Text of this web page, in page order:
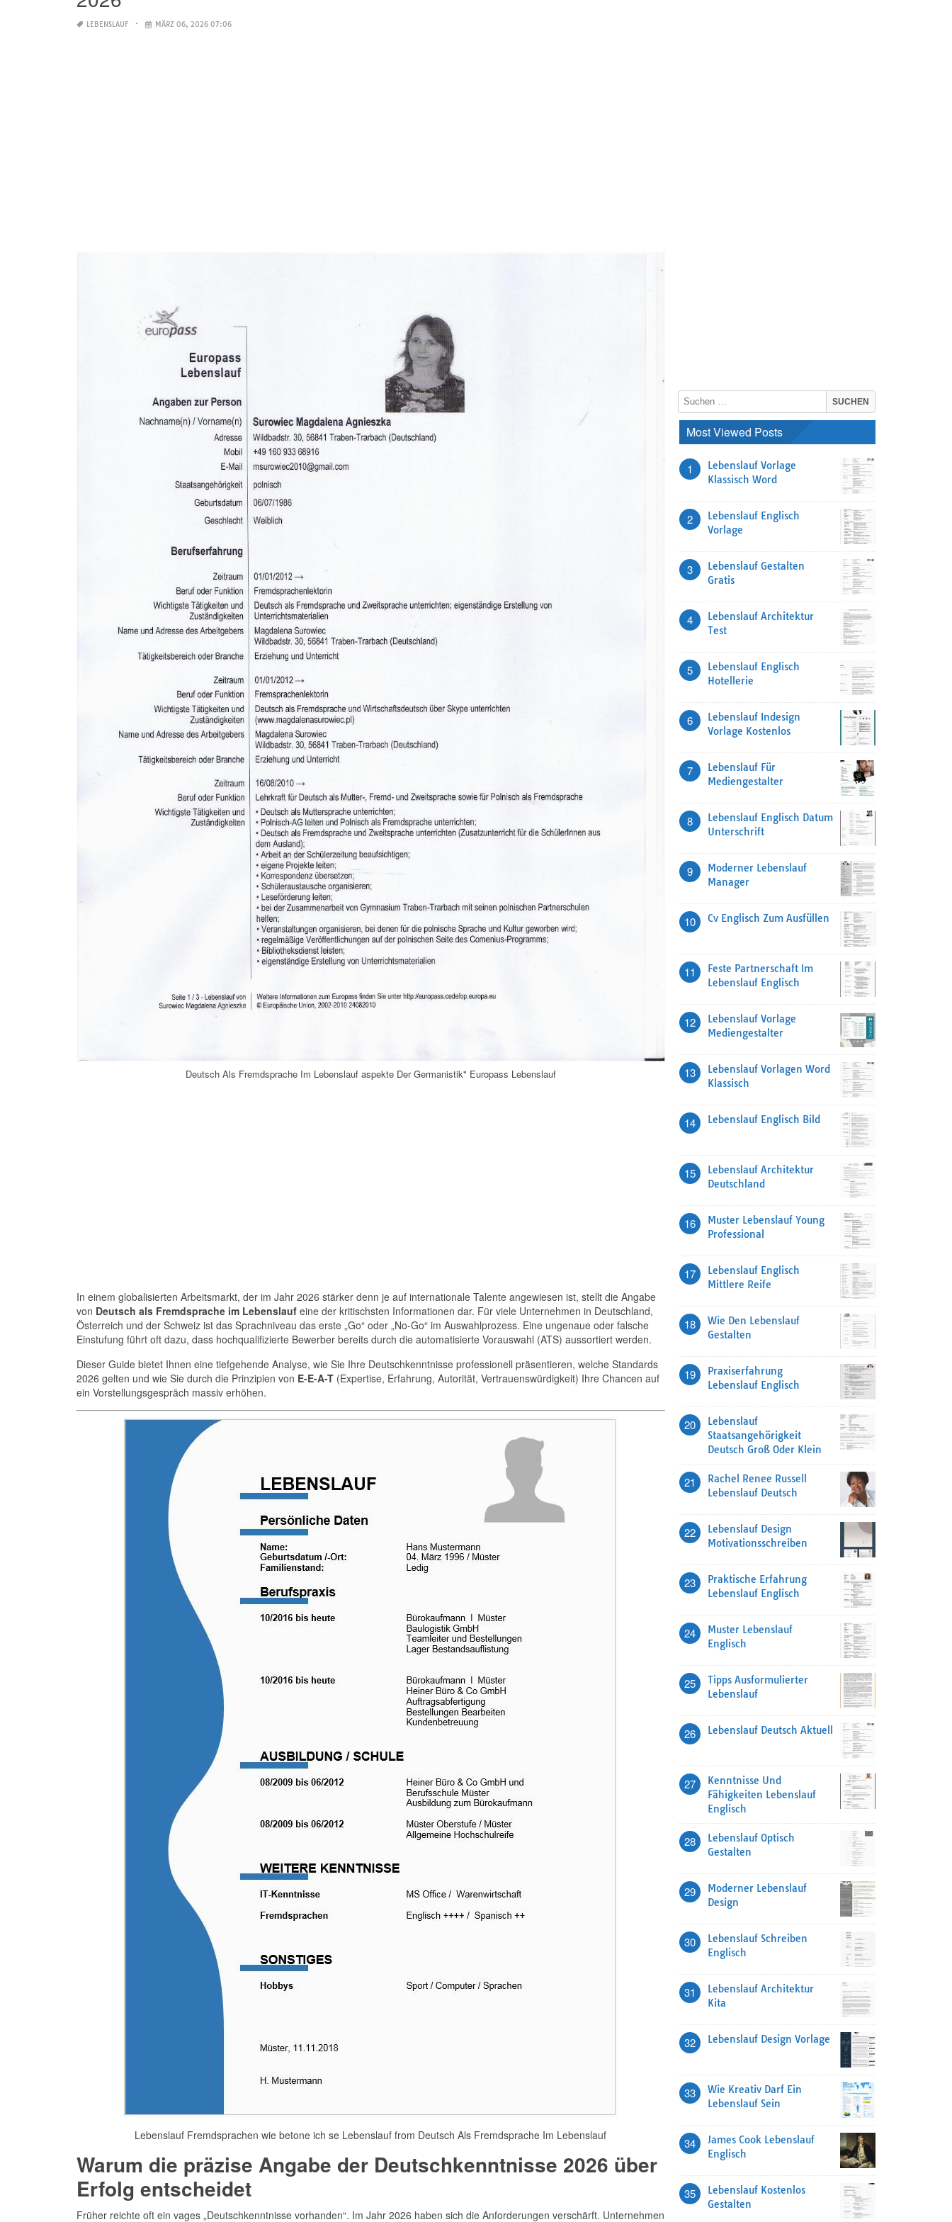
LEBENSLAUF MÄRZ 06, 2026 07:06
Deutsch Als Fremdsprache Im Lebenslauf aspekte Der Germanistik" Europass Lebenslauf
In einem globalisierten Arbeitsmarkt, der im Jahr 2026 stärker denn je auf internationale Talente angewiesen ist, stellt die Angabe
von Deutsch als Fremdsprache im Lebenslaufeine der kritischsten Informationen dar. Für viele Unternehmen in Deutschland,
Österreich und der Schweiz ist das Sprachniveau das erste „Go“ oder „No-Go“ im Auswahlprozess. Eine ungenaue oder falsche
Einstufung führt oft dazu, dass hochqualifizierte Bewerber bereits durch die automatisierte Vorauswahl (ATS) aussortiert werden.
Dieser Guide bietet Ihnen eine tiefgehende Analyse, wie Sie Ihre Deutschkenntnisse professionell präsentieren, welche Standards
2026 gelten und wie Sie durch die Prinzipien von E-E-A-T(Expertise, Erfahrung, Autorität, Vertrauenswürdigkeit) Ihre Chancen auf
ein Vorstellungsgespräch massiv erhöhen.
Lebenslauf Fremdsprachen wie betone ich se Lebenslauf from Deutsch Als Fremdsprache Im Lebenslauf
Warum die präzise Angabe der Deutschkenntnisse 2026 über
Erfolg entscheidet
Früher reichte oft ein vages „Deutschkenntnisse vorhanden“. Im Jahr 2026 haben sich die Anforderungen verschärft. Unternehmen
Most Viewed Posts
1
Lebenslauf Vorlage
Klassisch Word
2
Lebenslauf Englisch
Vorlage
3
Lebenslauf Gestalten
Gratis
4
Lebenslauf Architektur
Test
5
Lebenslauf Englisch
Hotellerie
6
Lebenslauf Indesign
Vorlage Kostenlos
7
Lebenslauf Für
Mediengestalter
8
Lebenslauf Englisch Datum
Unterschrift
9
Moderner Lebenslauf
Manager
10 Cv Englisch Zum Ausfüllen
11
Feste Partnerschaft Im
Lebenslauf Englisch
12
Lebenslauf Vorlage
Mediengestalter
13
Lebenslauf Vorlagen Word
Klassisch
14 Lebenslauf Englisch Bild
15
Lebenslauf Architektur
Deutschland
16
Muster Lebenslauf Young
Professional
17
Lebenslauf Englisch
Mittlere Reife
18
Wie Den Lebenslauf
Gestalten
19
Praxiserfahrung
Lebenslauf Englisch
20
Lebenslauf
Staatsangehörigkeit
Deutsch Groß Oder Klein
21
Rachel Renee Russell
Lebenslauf Deutsch
22
Lebenslauf Design
Motivationsschreiben
23
Praktische Erfahrung
Lebenslauf Englisch
24
Muster Lebenslauf
Englisch
25
Tipps Ausformulierter
Lebenslauf
26 Lebenslauf Deutsch Aktuell
27
Kenntnisse Und
Fähigkeiten Lebenslauf
Englisch
28
Lebenslauf Optisch
Gestalten
29
Moderner Lebenslauf
Design
30
Lebenslauf Schreiben
Englisch
31
Lebenslauf Architektur
Kita
32 Lebenslauf Design Vorlage
33
Wie Kreativ Darf Ein
Lebenslauf Sein
34
James Cook Lebenslauf
Englisch
35
Lebenslauf Kostenlos
Gestalten